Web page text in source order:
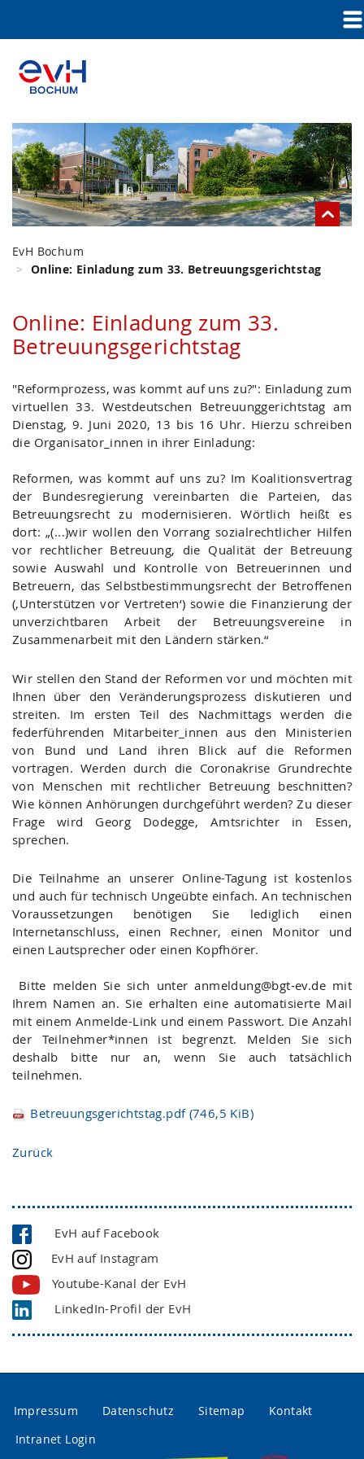
EvH Bochum
Online: Einladung zum 33. Betreuungsgerichtstag
Online: Einladung zum 33.
Betreuungsgerichtstag
"Reformprozess, was kommt auf uns zu?": Einladung zum
virtuellen 33. Westdeutschen Betreuunggerichtstag am
Dienstag, 9. Juni 2020, 13 bis 16 Uhr. Hierzu schreiben
die Organisator_innen in ihrer Einladung:
Reformen, was kommt auf uns zu? Im Koalitionsvertrag
der Bundesregierung vereinbarten die Parteien, das
Betreuungsrecht zu modernisieren. Wörtlich heißt es
dort: „(...)wir wollen den Vorrang sozialrechtlicher Hilfen
vor rechtlicher Betreuung, die Qualität der Betreuung
sowie Auswahl und Kontrolle von Betreuerinnen und
Betreuern, das Selbstbestimmungsrecht der Betroffenen
(‚Unterstützen vor Vertreten‘) sowie die Finanzierung der
unverzichtbaren Arbeit der Betreuungsvereine in
Zusammenarbeit mit den Ländern stärken.“
Wir stellen den Stand der Reformen vor und möchten mit
Ihnen über den Veränderungsprozess diskutieren und
streiten. Im ersten Teil des Nachmittags werden die
federführenden Mitarbeiter_innen aus den Ministerien
von Bund und Land ihren Blick auf die Reformen
vortragen. Werden durch die Coronakrise Grundrechte
von Menschen mit rechtlicher Betreuung beschnitten?
Wie können Anhörungen durchgeführt werden? Zu dieser
Frage wird Georg Dodegge, Amtsrichter in Essen,
sprechen.
Die Teilnahme an unserer Online-Tagung ist kostenlos
und auch für technisch Ungeübte einfach. An technischen
Voraussetzungen benötigen Sie lediglich einen
Internetanschluss, einen Rechner, einen Monitor und
einen Lautsprecher oder einen Kopfhörer.
Bitte melden Sie sich unter anmeldung@bgt-ev.de mit
Ihrem Namen an. Sie erhalten eine automatisierte Mail
mit einem Anmelde-Link und einem Passwort. Die Anzahl
der Teilnehmer*innen ist begrenzt. Melden Sie sich
deshalb bitte nur an, wenn Sie auch tatsächlich
teilnehmen.
Betreuungsgerichtstag.pdf (746,5 KiB)
Zurück
EvH auf Facebook
EvH auf Instagram
Youtube-Kanal der EvH
LinkedIn-Profil der EvH
Impressum Datenschutz Sitemap
Kontakt
Intranet Login